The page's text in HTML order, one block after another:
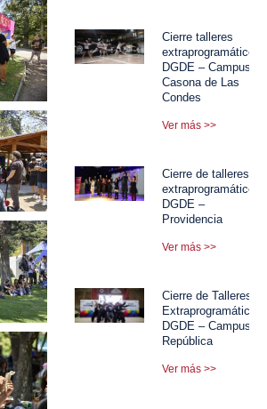
Cierre talleres
extraprogramáticos
DGDE – Campus
Casona de Las
Condes
Ver más >>
Cierre de talleres
extraprogramáticos
DGDE –
Providencia
Ver más >>
Cierre de Talleres
Extraprogramáticos
DGDE – Campus
República
Ver más >>